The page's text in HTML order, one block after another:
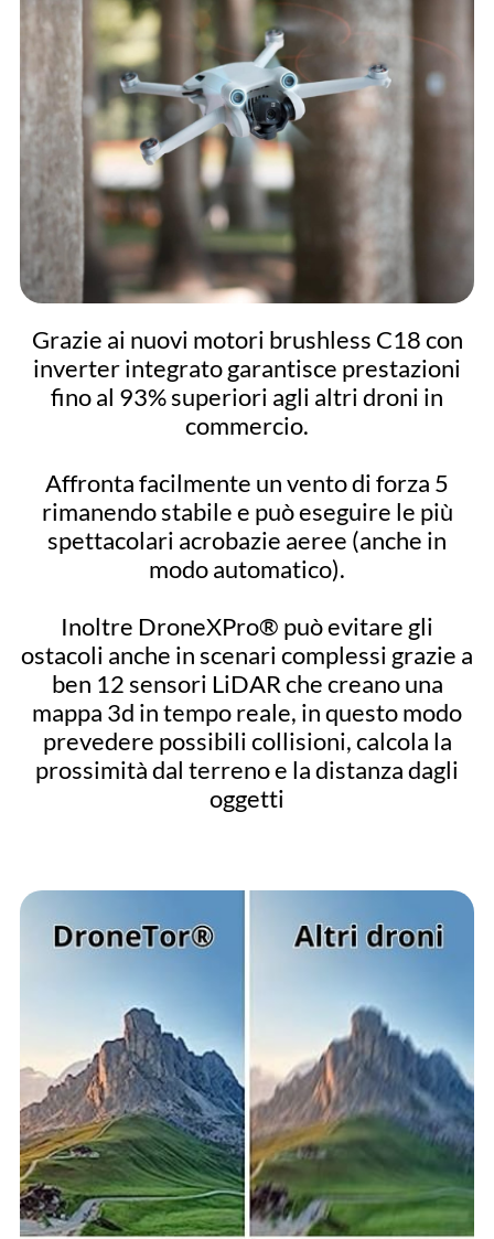
Grazie ai nuovi motori brushless C18 con
inverter integrato garantisce prestazioni
fino al 93% superiori agli altri droni in
commercio.
Affronta facilmente un vento di forza 5
rimanendo stabile e può eseguire le più
spettacolari acrobazie aeree (anche in
modo automatico).
Inoltre DroneXPro® può evitare gli
ostacoli anche in scenari complessi grazie a
ben 12 sensori LiDAR che creano una
mappa 3d in tempo reale, in questo modo
prevedere possibili collisioni, calcola la
prossimità dal terreno e la distanza dagli
oggetti